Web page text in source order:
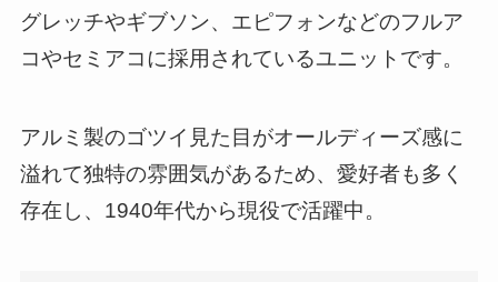
グレッチやギブソン、エピフォンなどのフルア
コやセミアコに採用されているユニットです。
アルミ製のゴツイ見た目がオールディーズ感に
溢れて独特の雰囲気があるため、愛好者も多く
存在し、1940年代から現役で活躍中。